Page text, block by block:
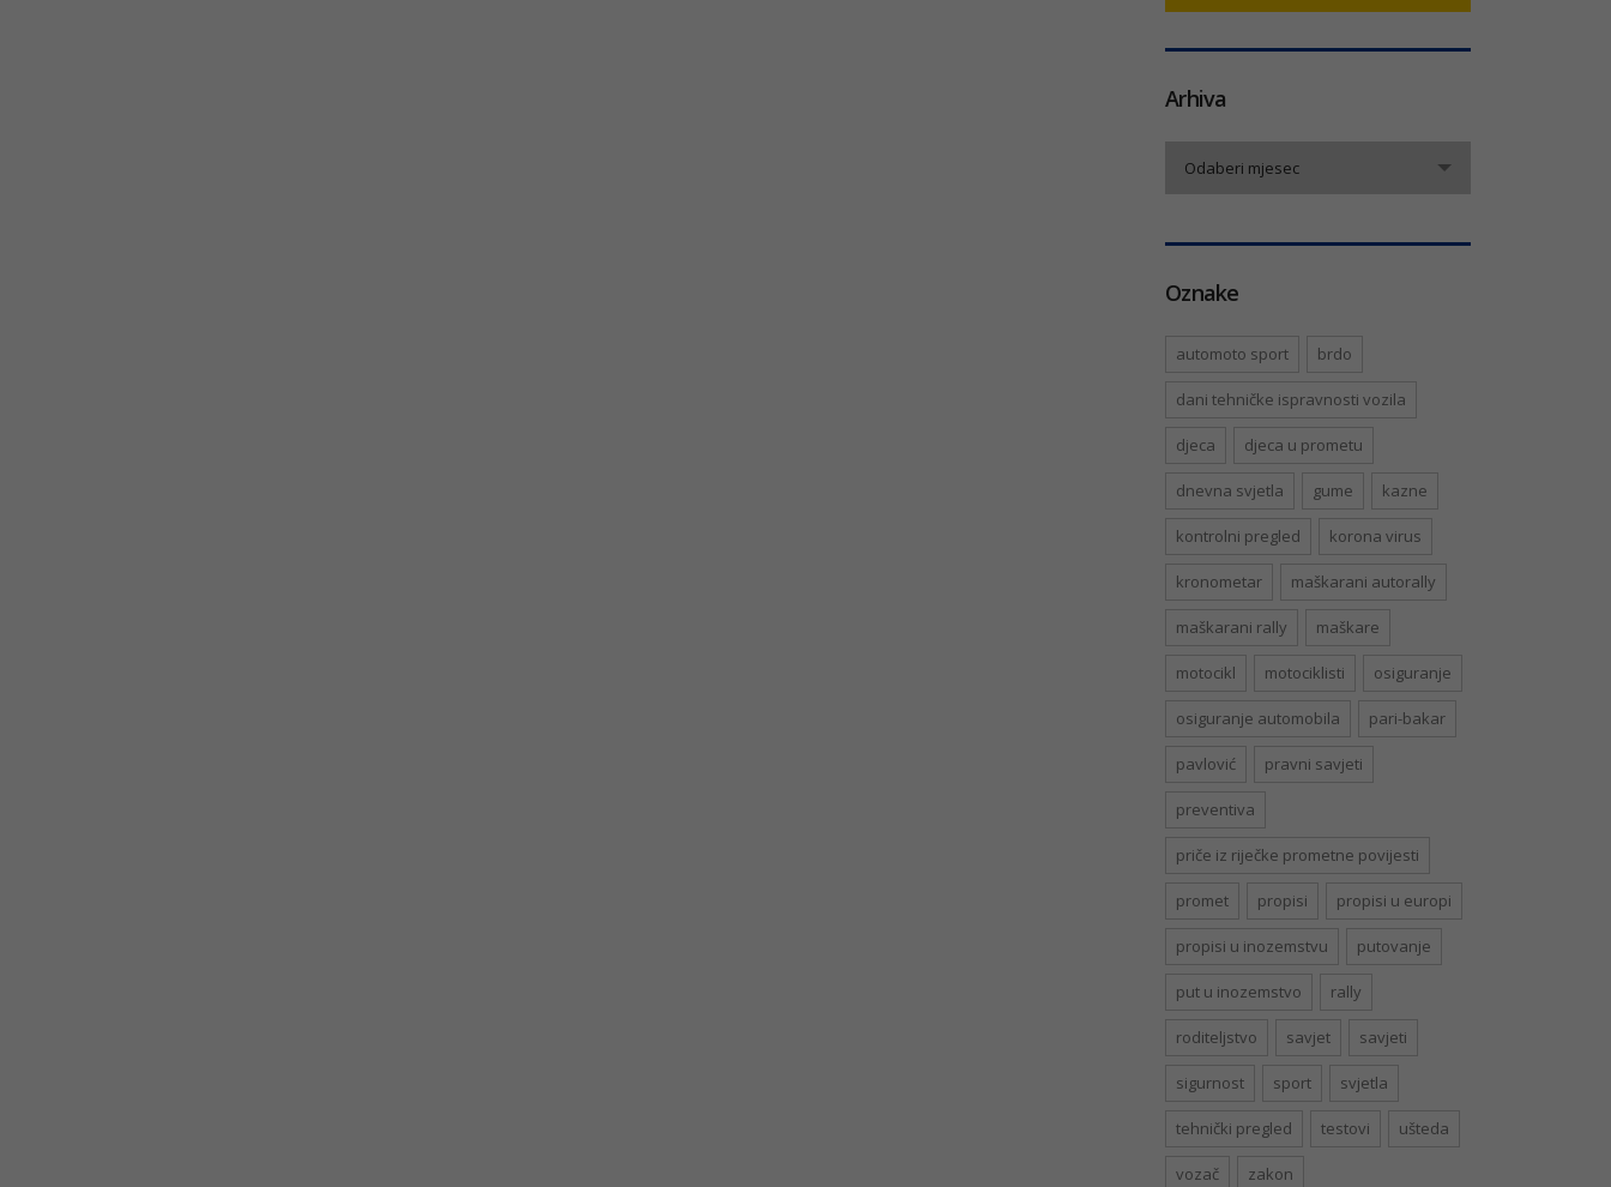
Arhiva
Odaberi mjesec
Oznake
automoto sport brdo
dani tehničke ispravnosti vozila
djeca djeca u prometu
dnevna svjetla gume kazne
kontrolni pregled korona virus
kronometar maškarani autorally
maškarani rally maškare
motocikl motociklisti osiguranje
osiguranje automobila pari-bakar
pavlović pravni savjeti
preventiva
priče iz riječke prometne povijesti
promet propisi propisi u europi
propisi u inozemstvu putovanje
put u inozemstvo rally
roditeljstvo savjet savjeti
sigurnost sport svjetla
tehnički pregled testovi ušteda
vozač zakon